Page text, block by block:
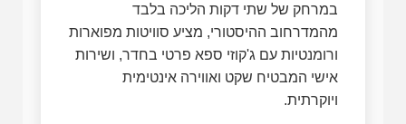
במרחק של שתי דקות הליכה בלבד
מהמדרחוב ההיסטורי, מציע סוויטות מפוארות
ורומנטיות עם ג'קוזי ספא פרטי בחדר, ושירות
אישי המבטיח שקט ואווירה אינטימית
ויוקרתית.